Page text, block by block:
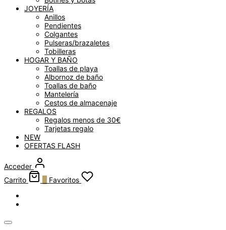
JOYERÍA
Anillos
Pendientes
Colgantes
Pulseras/brazaletes
Tobilleras
HOGAR Y BAÑO
Toallas de playa
Albornoz de baño
Toallas de baño
Mantelería
Cestos de almacenaje
REGALOS
Regalos menos de 30€
Tarjetas regalo
NEW
OFERTAS FLASH
Acceder
Carrito
Favoritos